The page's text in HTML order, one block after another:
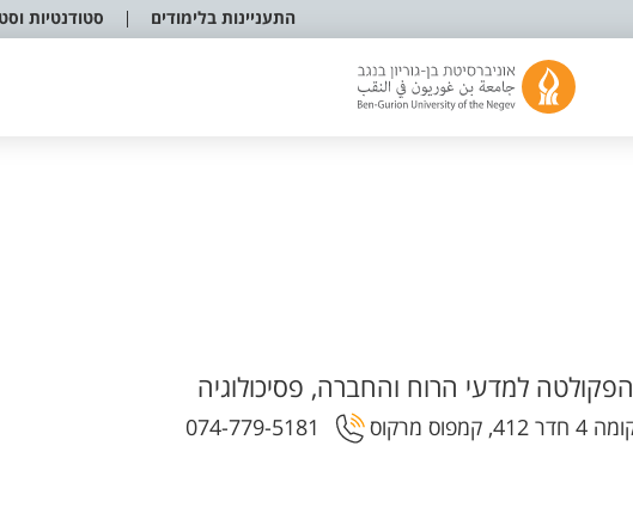
התעניינות בלימודים סטודנטיות
הפקולטה למדעי הרוח והחברה, פסיכולוגיה
074-779-5181